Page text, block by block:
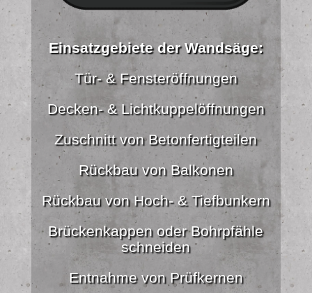
Einsatzgebiete der Wandsäge:
Tür- & Fensteröffnungen
Decken- & Lichtkuppelöffnungen
Zuschnitt von Betonfertigteilen
Rückbau von Balkonen
Rückbau von Hoch- & Tiefbunkern
Brückenkappen oder Bohrpfähle
schneiden
Entnahme von Prüfkernen